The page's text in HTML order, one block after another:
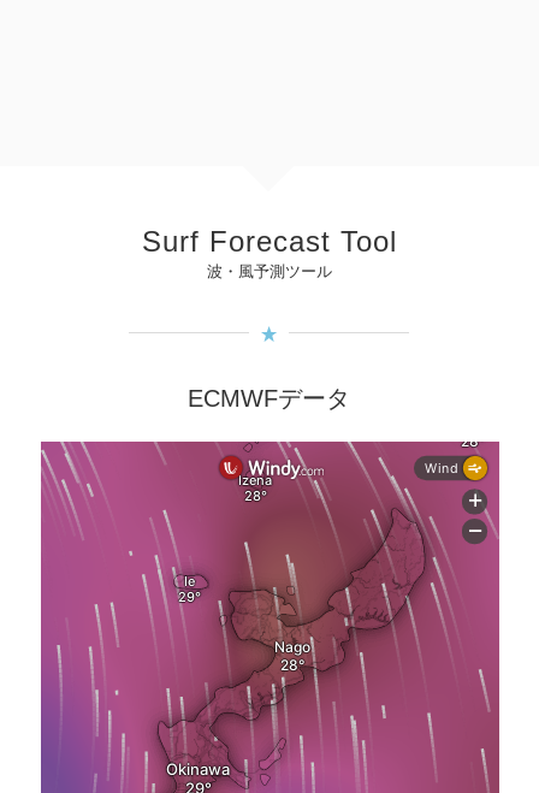
Surf Forecast Tool
波・風予測ツール
ECMWFデータ